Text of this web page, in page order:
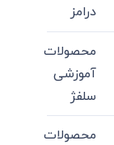
درامز
محصولات
آموزشی
سلفژ
محصولات